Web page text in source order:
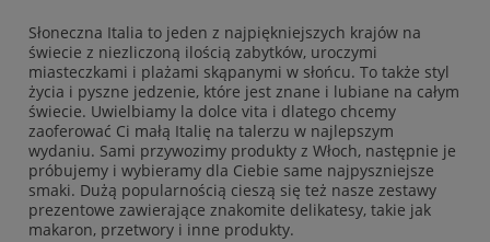
Słoneczna Italia to jeden z najpiękniejszych krajów na
świecie z niezliczoną ilością zabytków, uroczymi
miasteczkami i plażami skąpanymi w słońcu. To także styl
życia i pyszne jedzenie, które jest znane i lubiane na całym
świecie. Uwielbiamy la dolce vita i dlatego chcemy
zaoferować Ci małą Italię na talerzu w najlepszym
wydaniu. Sami przywozimy produkty z Włoch, następnie je
próbujemy i wybieramy dla Ciebie same najpyszniejsze
smaki. Dużą popularnością cieszą się też nasze zestawy
prezentowe zawierające znakomite delikatesy, takie jak
makaron, przetwory i inne produkty.